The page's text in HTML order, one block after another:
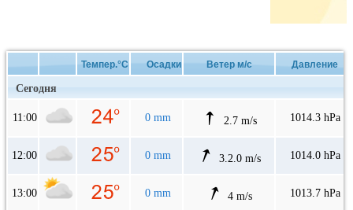
Темпер.°C Осадки Ветер м/с Давление
Сегодня
11:00 0 mm 2.7 m/s 1014.3 hPa
12:00 0 mm 3.2.0 m/s 1014.0 hPa
13:00 0 mm 4 m/s 1013.7 hPa